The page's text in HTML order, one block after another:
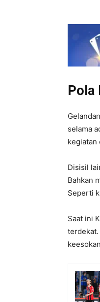
Pola
selama
kegiatan
Disisil
Bahkan
Seperti
Saat ini